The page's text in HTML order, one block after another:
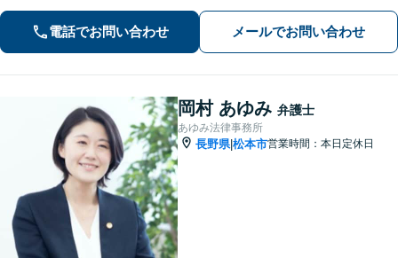
員、裁判員裁判対応可、夜間休日対応
可能、専用駐車場あり（無料）
電話でお問い合わせ メールでお問い合わせ
岡村 あゆみ 弁護士
あゆみ法律事務所
長野県|松本市営業時間：本日定休日